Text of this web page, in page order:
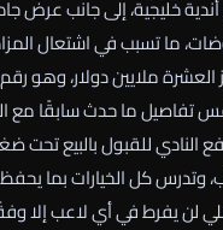
خليجية، إلى جانب عرض
ما تسبب في اشتعال
ملايين دولار، وهو
تفاصيل ما حدث سابقًا مع
للقبول بالبيع تحت
وتدرس كل الخيارات بما
لن يفرط في أي لاعب إلا